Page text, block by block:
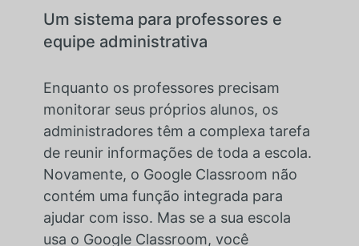
Um sistema para professores e
equipe administrativa
Enquanto os professores precisam
monitorar seus próprios alunos, os
administradores têm a complexa tarefa
de reunir informações de toda a escola.
Novamente, o Google Classroom não
contém uma função integrada para
ajudar com isso. Mas se a sua escola
usa o Google Classroom, você